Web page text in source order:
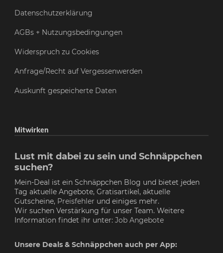
Datenschutzerklärung
AGBs + Nutzungsbedingungen
Widerspruch zu Cookies
Anfrage/Recht auf Vergessenwerden
Auskunft gespeicherte Daten
Mitwirken
Lust mit dabei zu sein und Schnäppchen
suchen?
Mein-Deal ist ein Schnäppchen Blog und bietet jeden
Tag aktuelle Angebote, Gratisartikel, aktuelle
Gutscheine, Preisfehler und einiges mehr.
Wir suchen Verstärkung für unser Team. Weitere
Information findet ihr unter: Job Angebote
Unsere Deals & Schnäppchen auch per App: